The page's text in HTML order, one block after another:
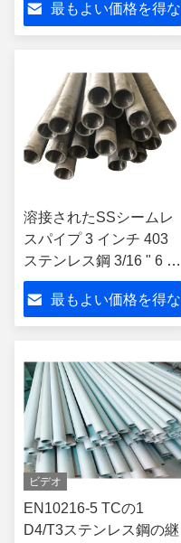
最もよい価格を得な
溶接されたSSシームレ
スパイプ 3 インチ 403
ステンレス鋼 3/16 " 6 -
630mm
最もよい価格を得な
ビデオ
EN10216-5 TCの1
D4/T3ステンレス鋼の継